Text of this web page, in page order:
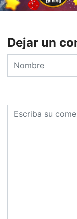
Dejar un